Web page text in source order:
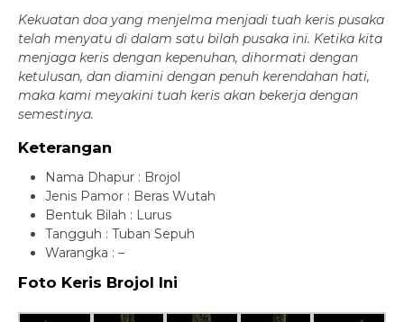
Kekuatan doa yang menjelma menjadi tuah keris pusaka
telah menyatu di dalam satu bilah pusaka ini. Ketika kita
menjaga keris dengan kepenuhan, dihormati dengan
ketulusan, dan diamini dengan penuh kerendahan hati,
maka kami meyakini tuah keris akan bekerja dengan
semestinya.
Keterangan
Nama Dhapur : Brojol
Jenis Pamor : Beras Wutah
Bentuk Bilah : Lurus
Tangguh : Tuban Sepuh
Warangka : –
Foto Keris Brojol Ini